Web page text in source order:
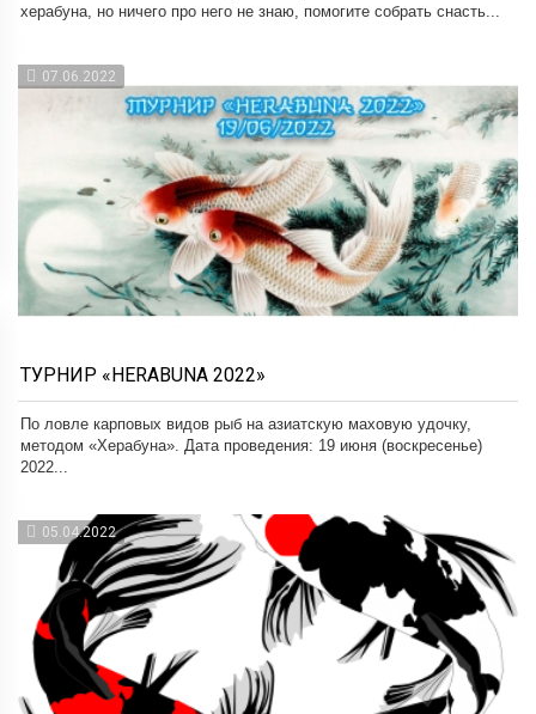
херабуна, но ничего про него не знаю, помогите собрать снасть...
07.06.2022
ТУРНИР «HERABUNA 2022»
По ловле карповых видов рыб на азиатскую маховую удочку,
методом «Херабуна». Дата проведения: 19 июня (воскресенье)
2022...
05.04.2022